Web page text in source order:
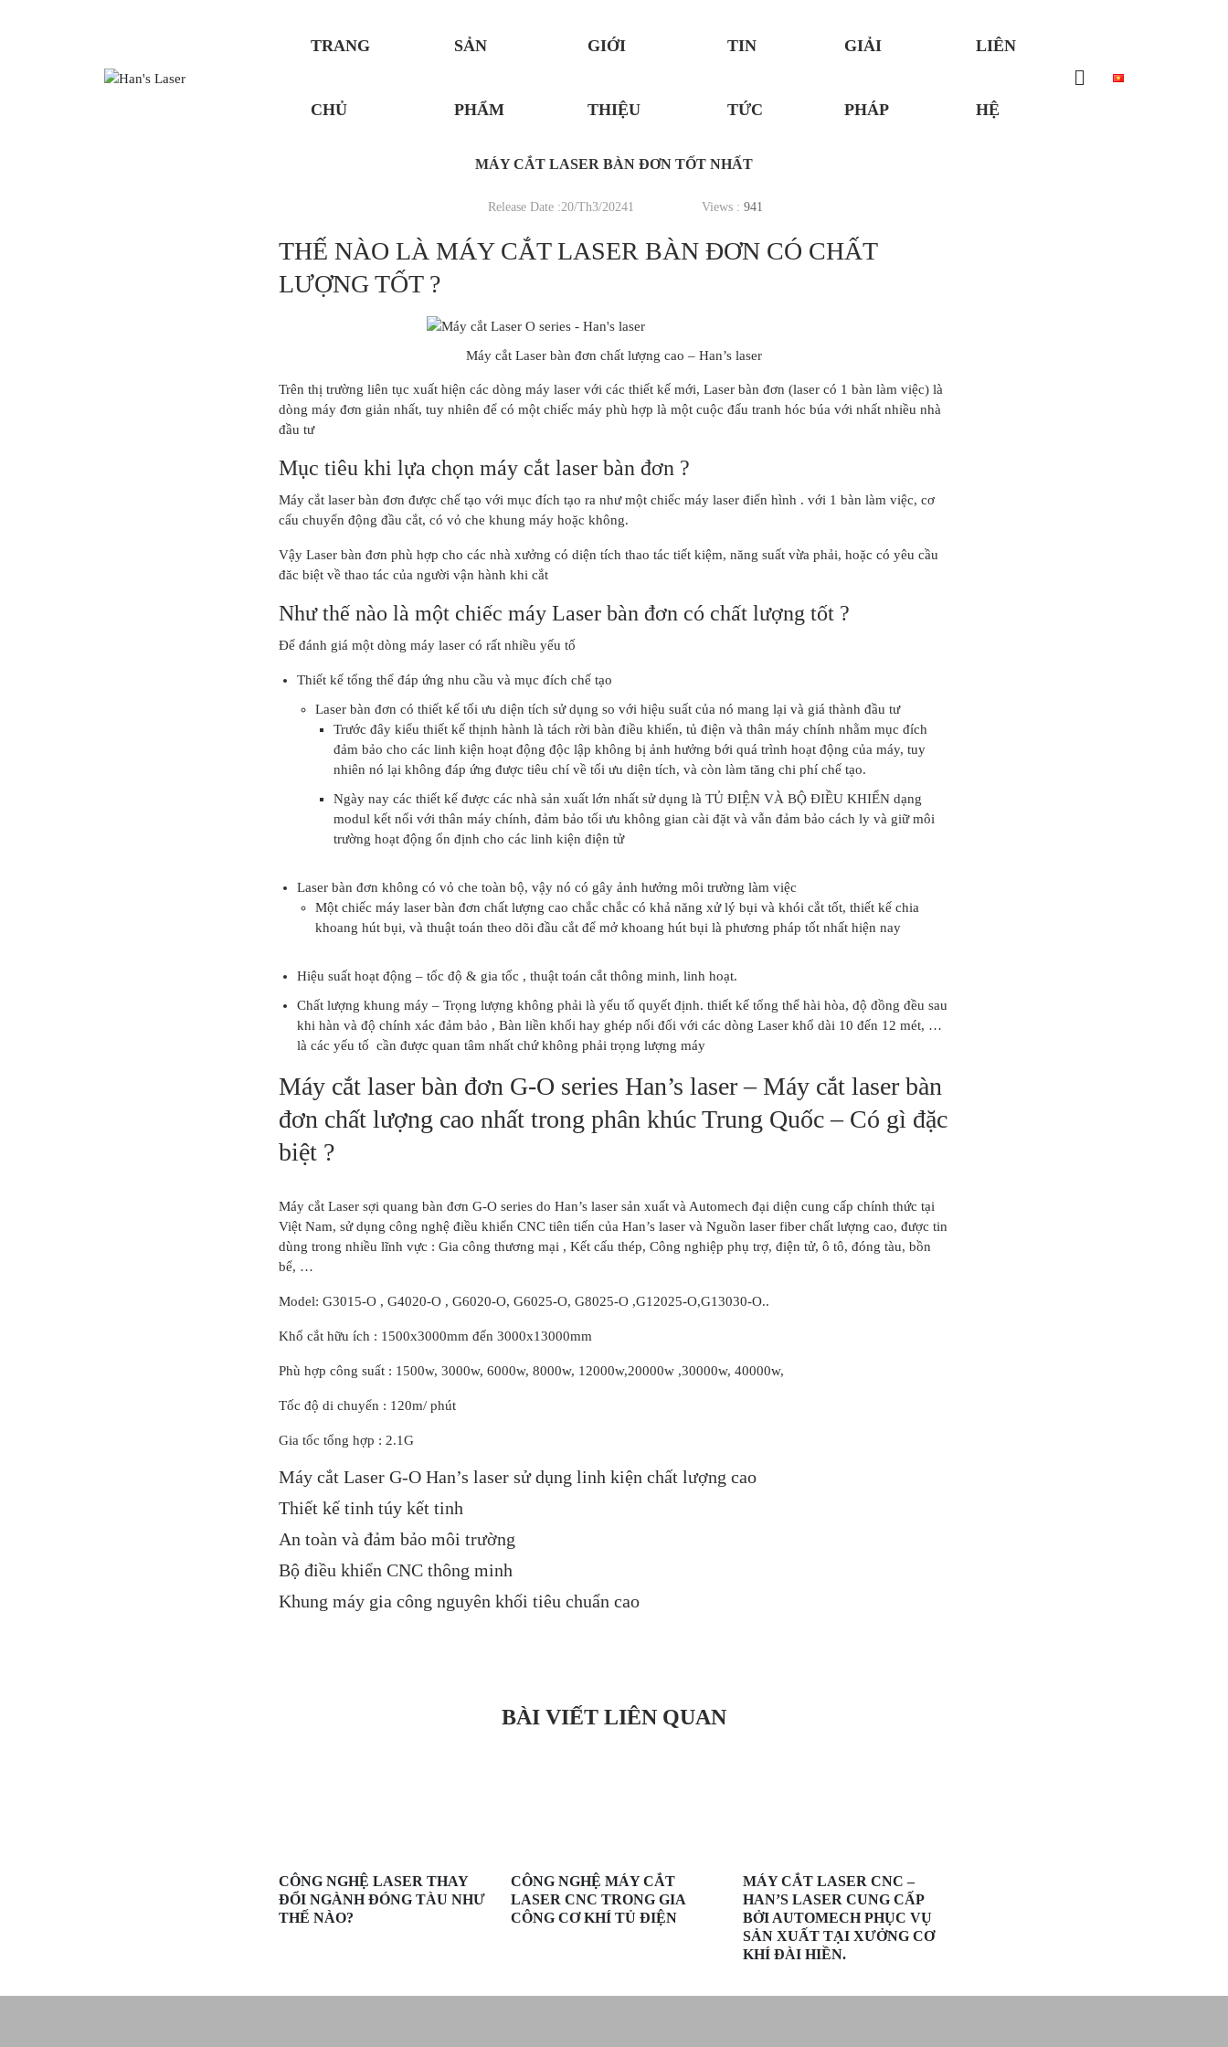
TRANG
CHỦ
SẢN
PHẨM
GIỚI
THIỆU
TIN
TỨC
GIẢI
PHÁP
LIÊN
HỆ
MÁY CẮT LASER BÀN ĐƠN TỐT NHẤT
Release Date :20/Th3/20241 Views : 941
THẾ NÀO LÀ MÁY CẮT LASER BÀN ĐƠN CÓ CHẤT
LƯỢNG TỐT ?
Máy cắt Laser bàn đơn chất lượng cao – Han’s laser
Trên thị trường liên tục xuất hiện các dòng máy laser với các thiết kế mới, Laser bàn đơn (laser có 1 bàn làm việc) là
dòng máy đơn giản nhất, tuy nhiên để có một chiếc máy phù hợp là một cuộc đấu tranh hóc búa với nhất nhiều nhà
đầu tư
Mục tiêu khi lựa chọn máy cắt laser bàn đơn ?
Máy cắt laser bàn đơn được chế tạo với mục đích tạo ra như một chiếc máy laser điển hình . với 1 bàn làm việc, cơ
cấu chuyển động đầu cắt, có vỏ che khung máy hoặc không.
Vậy Laser bàn đơn phù hợp cho các nhà xưởng có diện tích thao tác tiết kiệm, năng suất vừa phải, hoặc có yêu cầu
đăc biệt về thao tác của người vận hành khi cắt
Như thế nào là một chiếc máy Laser bàn đơn có chất lượng tốt ?
Để đánh giá một dòng máy laser có rất nhiều yếu tố
Thiết kế tổng thể đáp ứng nhu cầu và mục đích chế tạo
Laser bàn đơn có thiết kế tối ưu diện tích sử dụng so với hiệu suất của nó mang lại và giá thành đầu tư
Trước đây kiểu thiết kế thịnh hành là tách rời bàn điều khiển, tủ điện và thân máy chính nhằm mục đích
đảm bảo cho các linh kiện hoạt động độc lập không bị ảnh hưởng bới quá trình hoạt động của máy, tuy
nhiên nó lại không đáp ứng được tiêu chí về tối ưu diện tích, và còn làm tăng chi phí chế tạo.
Ngày nay các thiết kế được các nhà sản xuất lớn nhất sử dụng là TỦ ĐIỆN VÀ BỘ ĐIỀU KHIỂN dạng
modul kết nối với thân máy chính, đảm bảo tối ưu không gian cài đặt và vẫn đảm bảo cách ly và giữ môi
trường hoạt động ổn định cho các linh kiện điện tử
Laser bàn đơn không có vỏ che toàn bộ, vậy nó có gây ảnh hưởng môi trường làm việc
Một chiếc máy laser bàn đơn chất lượng cao chắc chắc có khả năng xử lý bụi và khói cắt tốt, thiết kế chia
khoang hút bụi, và thuật toán theo dõi đầu cắt để mở khoang hút bụi là phương pháp tốt nhất hiện nay
Hiệu suất hoạt động – tốc độ & gia tốc , thuật toán cắt thông minh, linh hoạt.
Chất lượng khung máy – Trọng lượng không phải là yếu tố quyết định. thiết kế tổng thể hài hòa, độ đồng đều sau
khi hàn và độ chính xác đảm bảo , Bàn liền khối hay ghép nối đối với các dòng Laser khổ dài 10 đến 12 mét, …
là các yếu tố cần được quan tâm nhất chứ không phải trọng lượng máy
Máy cắt laser bàn đơn G-O series Han’s laser – Máy cắt laser bàn
đơn chất lượng cao nhất trong phân khúc Trung Quốc – Có gì đặc
biệt ?
Máy cắt Laser sợi quang bàn đơn G-O series do Han’s laser sản xuất và Automech đại diện cung cấp chính thức tại
Việt Nam, sử dụng công nghệ điều khiển CNC tiên tiến của Han’s laser và Nguồn laser fiber chất lượng cao, được tin
dùng trong nhiều lĩnh vực : Gia công thương mại , Kết cấu thép, Công nghiệp phụ trợ, điện tử, ô tô, đóng tàu, bồn
bể, …
Model: G3015-O , G4020-O , G6020-O, G6025-O, G8025-O ,G12025-O,G13030-O..
Khổ cắt hữu ích : 1500x3000mm đến 3000x13000mm
Phù hợp công suất : 1500w, 3000w, 6000w, 8000w, 12000w,20000w ,30000w, 40000w,
Tốc độ di chuyển : 120m/ phút
Gia tốc tổng hợp : 2.1G
Máy cắt Laser G-O Han’s laser sử dụng linh kiện chất lượng cao
Thiết kế tinh túy kết tinh
An toàn và đảm bảo môi trường
Bộ điều khiển CNC thông minh
Khung máy gia công nguyên khối tiêu chuẩn cao
BÀI VIẾT LIÊN QUAN
CÔNG NGHỆ LASER THAY
ĐỔI NGÀNH ĐÓNG TÀU NHƯ
THẾ NÀO?
CÔNG NGHỆ MÁY CẮT
LASER CNC TRONG GIA
CÔNG CƠ KHÍ TỦ ĐIỆN
MÁY CẮT LASER CNC –
HAN’S LASER CUNG CẤP
BỞI AUTOMECH PHỤC VỤ
SẢN XUẤT TẠI XƯỞNG CƠ
KHÍ ĐÀI HIỀN.